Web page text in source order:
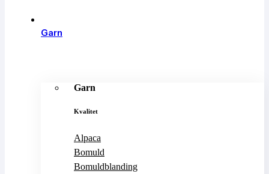
Garn
Garn
Kvalitet
Alpaca
Bomuld
Bomuldblanding